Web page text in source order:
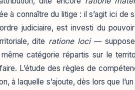
à connaître du litige : il s’agit ici de
judiciaire, est investi du
dite ratione loci— suppose
même catégorie répartis sur le
L’étude des règles de
à laquelle s’ajoute, dès lors que